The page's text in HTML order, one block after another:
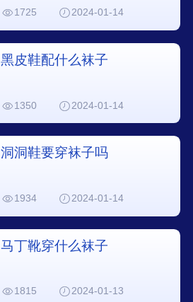
1725 2024-01-14
黑皮鞋配什么袜子
1350 2024-01-14
洞洞鞋要穿袜子吗
1934 2024-01-14
马丁靴穿什么袜子
1815 2024-01-13